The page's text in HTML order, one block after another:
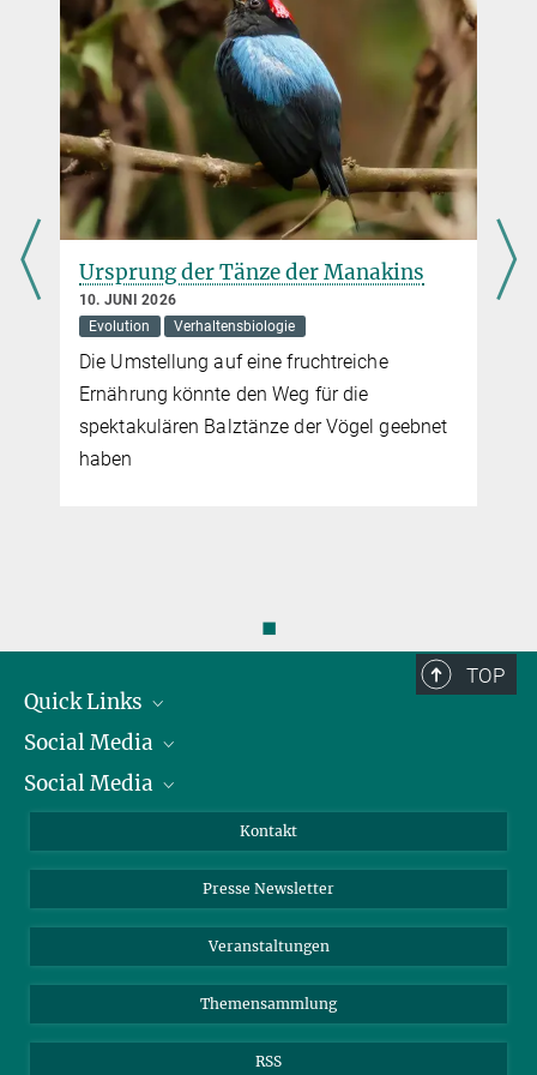
Ursprung der Tänze der Manakins
10. JUNI 2026
Evolution
Verhaltensbiologie
Die Umstellung auf eine fruchtreiche
Ernährung könnte den Weg für die
spektakulären Balztänze der Vögel geebnet
haben
◼
TOP
Quick Links
Präsident
Zahlen und Fakten
Meldestelle Fehlverhalten
Social Media
Bluesky
TikTok
Social Media
Instagram
YouTube
Kontakt
Presse Newsletter
Veranstaltungen
Themensammlung
RSS